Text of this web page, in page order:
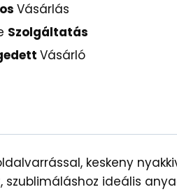
Vásárlás
Szolgáltatás
Vásárló
keskeny
ideális